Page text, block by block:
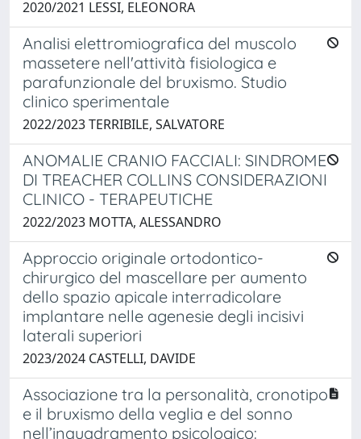
2020/2021 LESSI, ELEONORA
Analisi elettromiografica del muscolo
massetere nell'attività fisiologica e
parafunzionale del bruxismo. Studio
clinico sperimentale
2022/2023 TERRIBILE, SALVATORE
ANOMALIE CRANIO FACCIALI: SINDROME
DI TREACHER COLLINS CONSIDERAZIONI
CLINICO - TERAPEUTICHE
2022/2023 MOTTA, ALESSANDRO
Approccio originale ortodontico-
chirurgico del mascellare per aumento
dello spazio apicale interradicolare
implantare nelle agenesie degli incisivi
laterali superiori
2023/2024 CASTELLI, DAVIDE
Associazione tra la personalità, cronotipo
e il bruxismo della veglia e del sonno
nell’inquadramento psicologico: